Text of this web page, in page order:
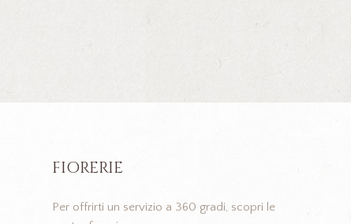
FIORERIE
Per offrirti un servizio a 360 gradi, scopri le